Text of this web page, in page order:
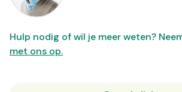
Hulp nodig of wil je meer weten?
met ons op.